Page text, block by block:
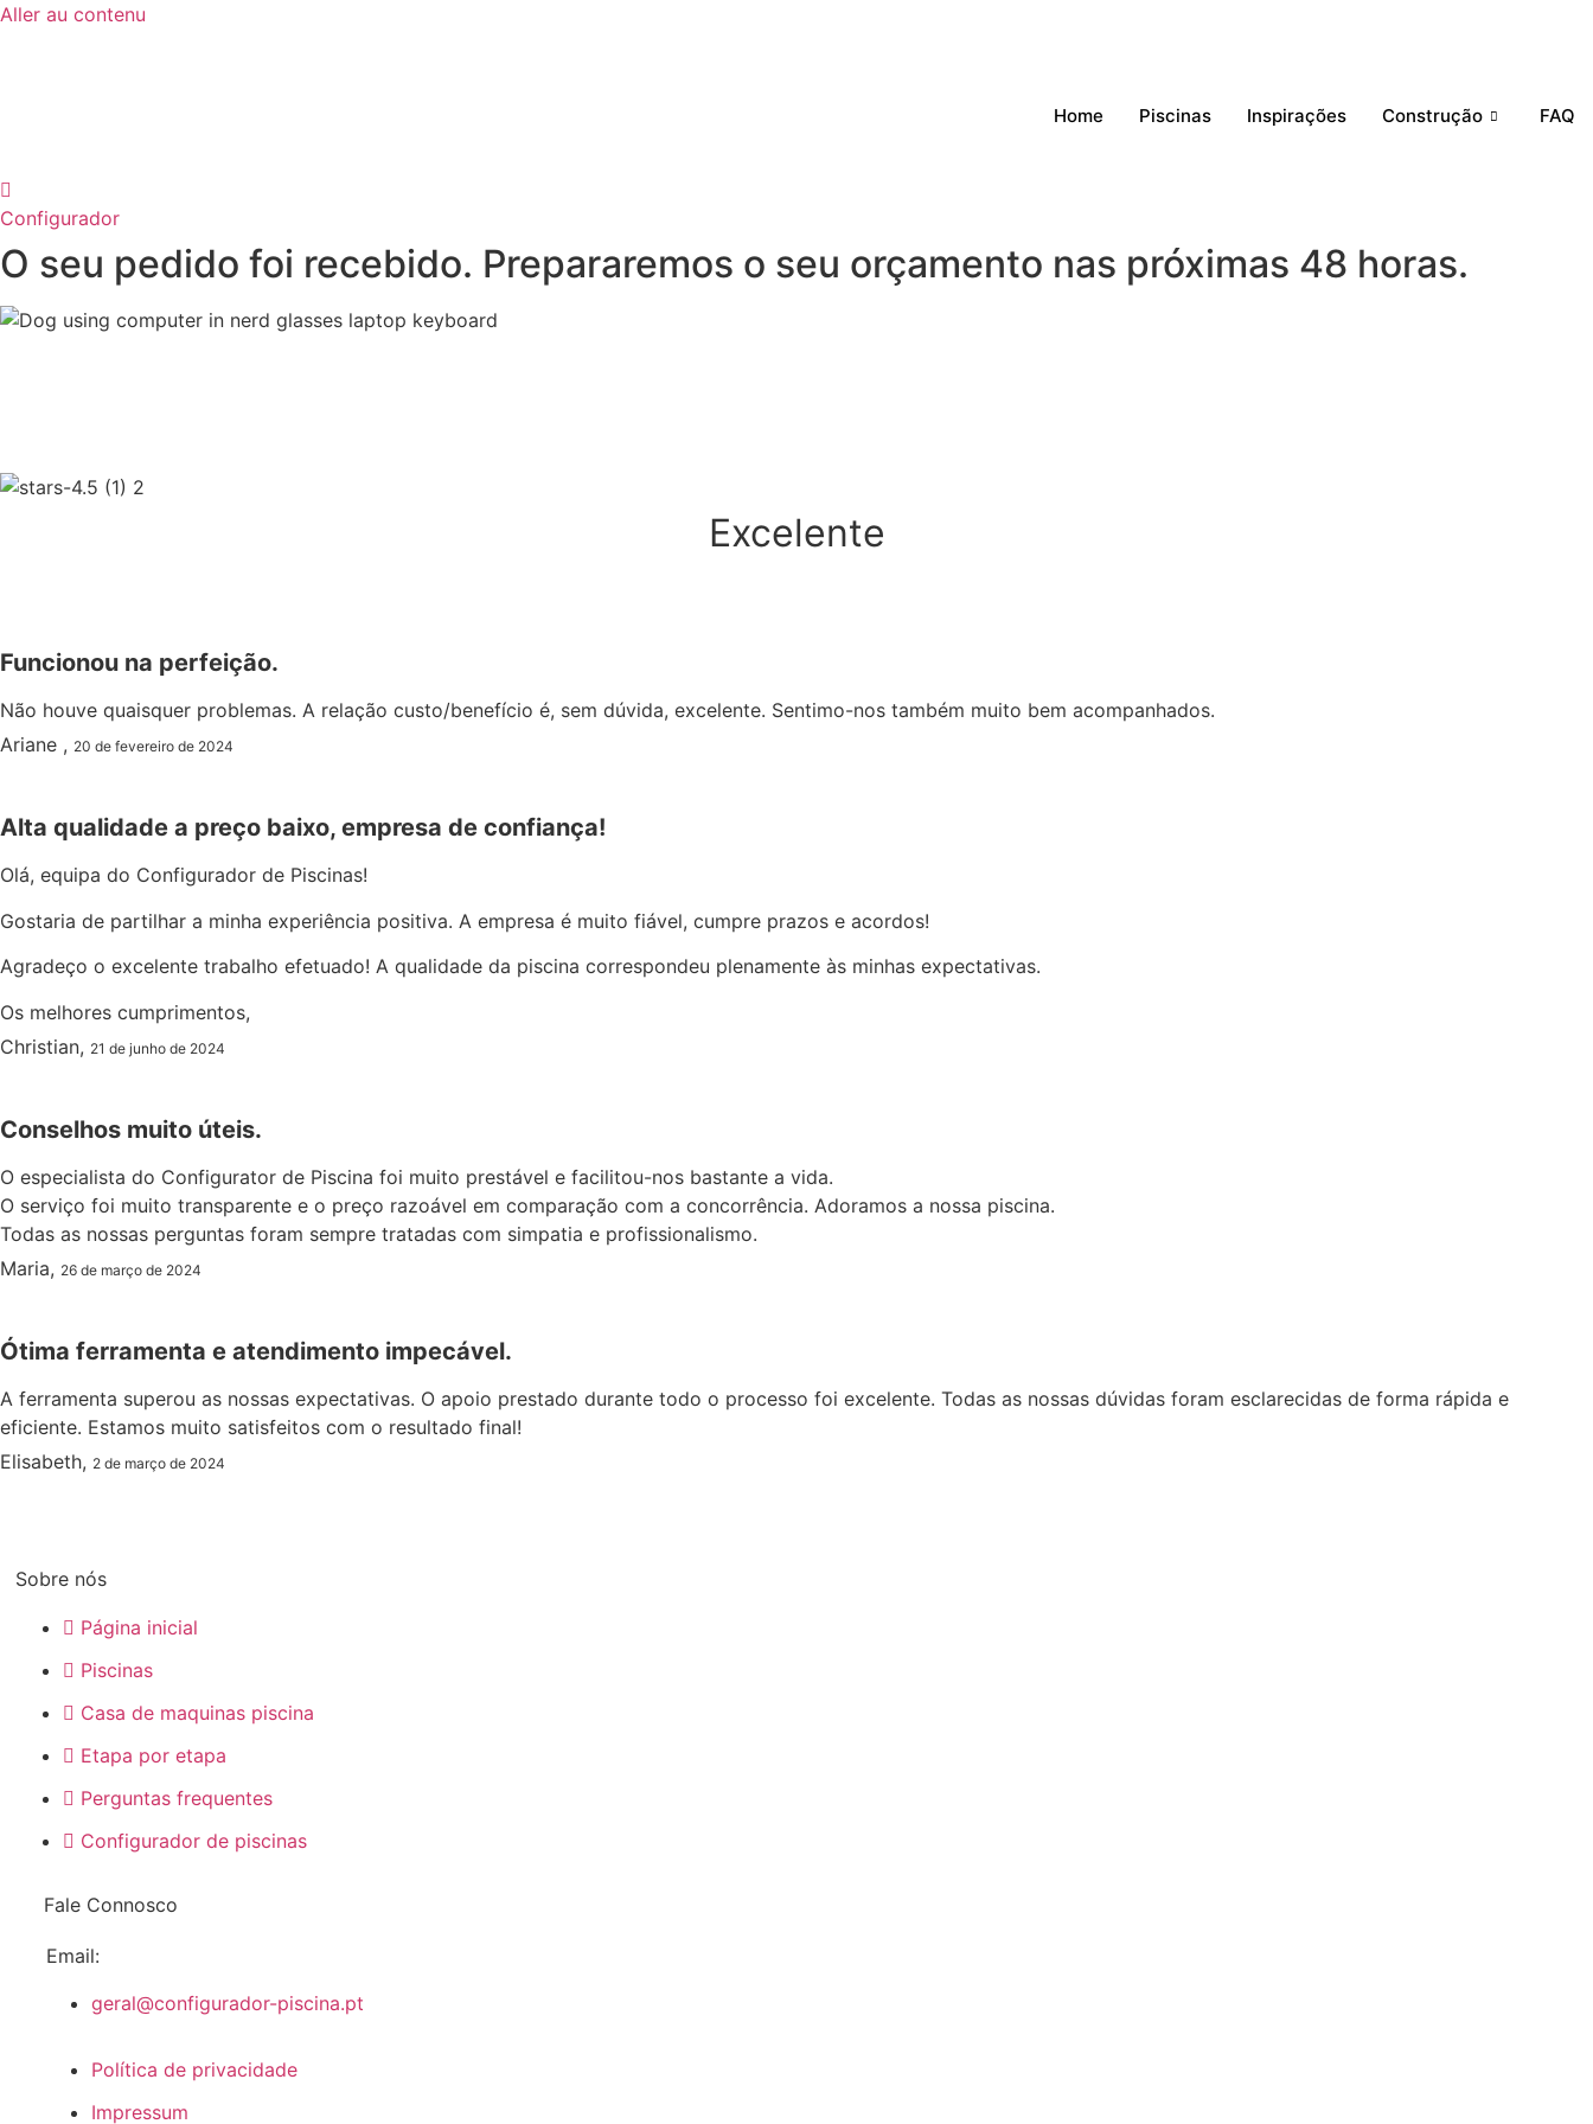
Aller au contenu
Home Piscinas Inspirações Construção FAQ
Configurador
O seu pedido foi recebido. Prepararemos o seu orçamento nas próximas 48 horas.
Excelente
Funcionou na perfeição.
Não houve quaisquer problemas. A relação custo/benefício é, sem dúvida, excelente. Sentimo-nos também muito bem acompanhados.
Ariane , 20 de fevereiro de 2024
Alta qualidade a preço baixo, empresa de confiança!
Olá, equipa do Configurador de Piscinas!
Gostaria de partilhar a minha experiência positiva. A empresa é muito fiável, cumpre prazos e acordos!
Agradeço o excelente trabalho efetuado! A qualidade da piscina correspondeu plenamente às minhas expectativas.
Os melhores cumprimentos,
Christian, 21 de junho de 2024
Conselhos muito úteis.
O especialista do Configurator de Piscina foi muito prestável e facilitou-nos bastante a vida.
O serviço foi muito transparente e o preço razoável em comparação com a concorrência. Adoramos a nossa piscina.
Todas as nossas perguntas foram sempre tratadas com simpatia e profissionalismo.
Maria, 26 de março de 2024
Ótima ferramenta e atendimento impecável.
A ferramenta superou as nossas expectativas. O apoio prestado durante todo o processo foi excelente. Todas as nossas dúvidas foram esclarecidas de forma rápida e
eficiente. Estamos muito satisfeitos com o resultado final!
Elisabeth, 2 de março de 2024
Sobre nós
Página inicial
Piscinas
Casa de maquinas piscina
Etapa por etapa
Perguntas frequentes
Configurador de piscinas
Fale Connosco
Email:
geral@configurador-piscina.pt
Política de privacidade
Impressum